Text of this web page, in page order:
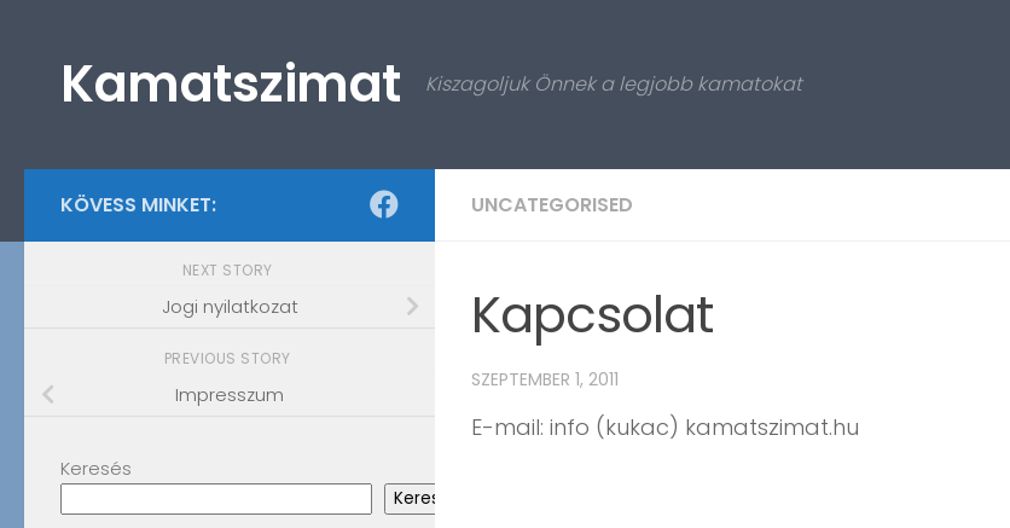
Kamatszimat Kiszagoljuk Önnek a legjobb kamatokat
UNCATEGORISED
Kapcsolat
SZEPTEMBER 1, 2011
E-mail: info (kukac) kamatszimat.hu
KÖVESS MINKET:
NEXT STORY
Jogi nyilatkozat
PREVIOUS STORY
Impresszum
Keresés
Keresés